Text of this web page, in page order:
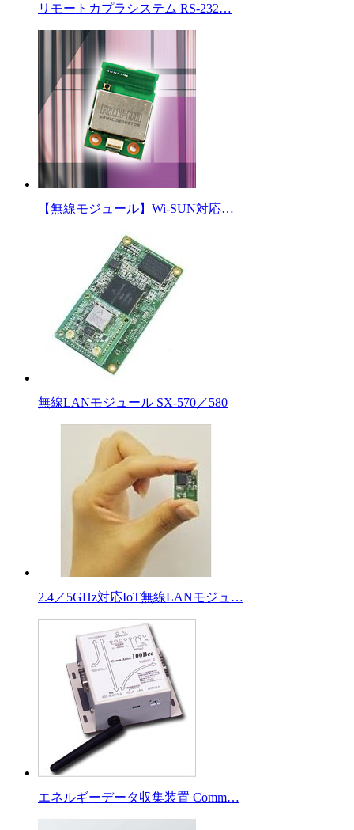
リモートカプラシステム RS-232…
【無線モジュール】Wi-SUN対応…
無線LANモジュール SX-570／580
2.4／5GHz対応IoT無線LANモジュ…
エネルギーデータ収集装置 Comm…